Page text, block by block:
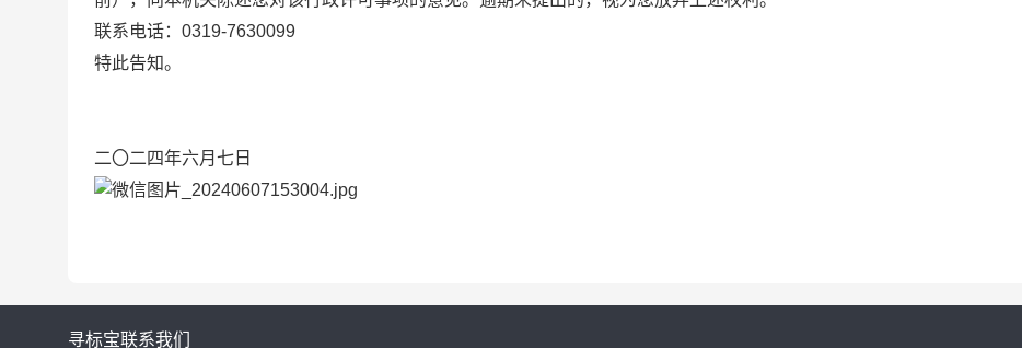
联系电话：0319-7630099
特此告知。
二〇二四年六月七日
寻标宝联系我们